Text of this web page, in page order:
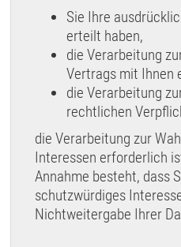
Sie Ihre
erteilt haben,
die Verarbeitung
Vertrags mit Ihnen
die Verarbeitung
rechtlichen
die Verarbeitung zur
Interessen erforderlich
Annahme besteht, dass
schutzwürdiges
Nichtweitergabe Ihrer